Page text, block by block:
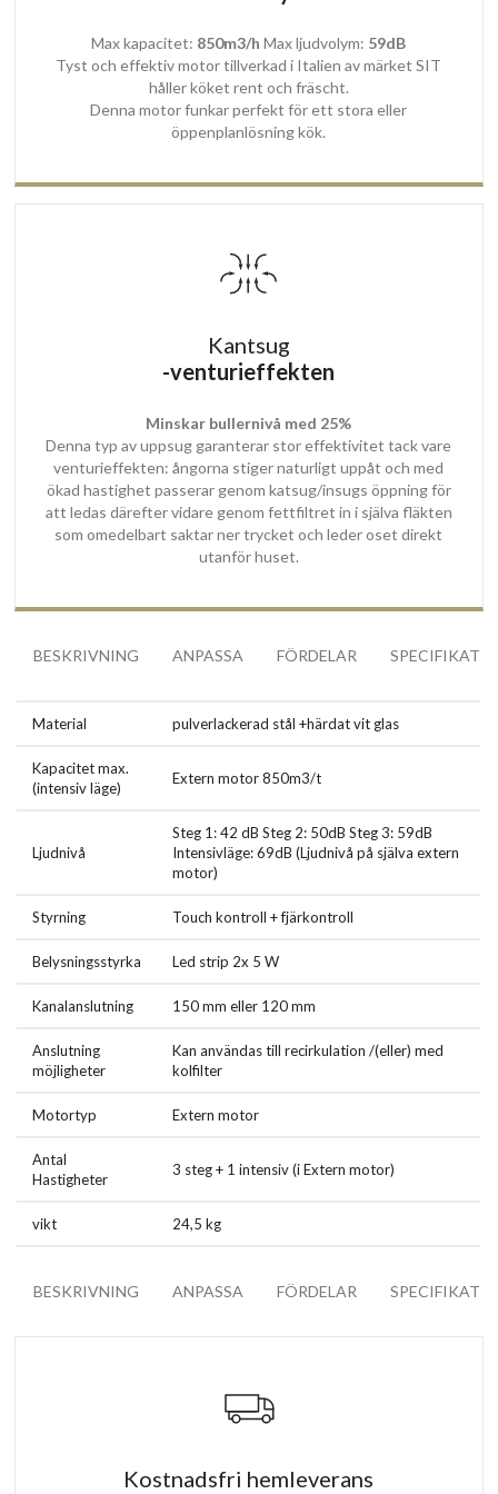
Köksfläkten är tillverkad i högkvalitets stål som lackerats i
fettavvisande färg. Det stora härdade glaset som är inramat av
kåpan är en exklusiv och praktisk detalj.
Köksfläkten är enkel att hålla ren tack vare det stora härdade
fettrester därför bör dessa rengöras minst en gång i månaden för
att behålla köksfläktens effektivitet och brandsäkerhet. Fettfilter
manövreras manuellt med touch styrning som finns på glasluckan.
Via styrningen kan du tända och släcka belysningen, välja
motorhastighet och sätta köksfläkten på eftergång läge med timer
funktion.
spishällen ordentligt!
Enkel installation
hjälp av medföljande fästen.
låda. (Obs! Vi rekommenderar att köksfläkten beställs och
levereras innan några montering förberedelser sker).
Inbyggnads dimensioner: 975 x 480 (mm)
: 12 cm + utloppshöjd
Köksfläkt levereras med en strömkabel och stickkontakt som
anslutas till elnät med (200-230V ~ 50Hz).
Leveransomfång:
Köksfläkt
Fjärrkontroll
Tillbehör för montage
Manual
2 års GARANTI
Max kapacitet: 850m3/h Max ljudvolym: 59dB
Tyst och effektiv motor tillverkad i Italien av märket SIT
håller köket rent och fräscht.
Denna motor funkar perfekt för ett stora eller
öppenplanlösning kök.
Kantsug
-venturieffekten
Minskar bullernivå med 25%
Denna typ av uppsug garanterar stor effektivitet tack vare
venturieffekten: ångorna stiger naturligt uppåt och med
ökad hastighet passerar genom katsug/insugs öppning för
att ledas därefter vidare genom fettfiltret in i själva fläkten
som omedelbart saktar ner trycket och leder oset direkt
utanför huset.
BESKRIVNING ANPASSA FÖRDELAR
Material pulverlackerad stål +härdat vit glas
Kapacitet max.
(intensiv läge)
Extern motor 850m3/t
Ljudnivå
Steg 1: 42 dB Steg 2: 50dB Steg 3: 59dB
Intensivläge: 69dB (Ljudnivå på själva extern
motor)
Styrning Touch kontroll + fjärkontroll
Belysningsstyrka Led strip 2x 5 W
Kanalanslutning 150 mm eller 120 mm
Anslutning
möjligheter
Kan användas till recirkulation /(eller) med
kolfilter
Motortyp Extern motor
Antal
Hastigheter
3 steg + 1 intensiv (i Extern motor)
vikt 24,5 kg
BESKRIVNING ANPASSA FÖRDELAR
Kostnadsfri hemleverans